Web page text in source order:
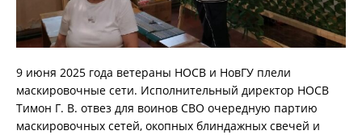
9 июня 2025 года ветераны НОСВ и НовГУ плели
маскировочные сети. Исполнительный директор НОСВ
Тимон Г. В. отвез для воинов СВО очередную партию
маскировочных сетей, окопных блиндажных свечей и